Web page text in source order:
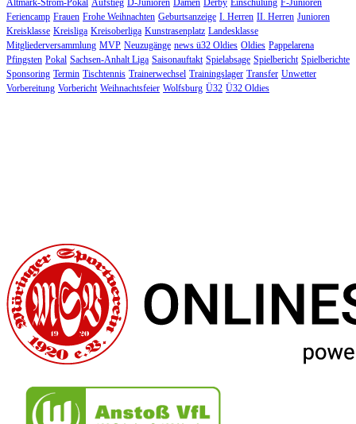
Altmark-Strom-Pokal Aufstieg D-Junioren Damen Derby Einschulung F-Junioren
Feriencamp Frauen Frohe Weihnachten Geburtsanzeige I. Herren II. Herren Junioren
Kreisklasse Kreisliga Kreisoberliga Kunstrasenplatz Landesklasse
Mitgliederversammlung MVP Neuzugänge news ü32 Oldies Oldies Pappelarena
Pfingsten Pokal Sachsen-Anhalt Liga Saisonauftakt Spielabsage Spielbericht Spielberichte
Sponsoring Termin Tischtennis Trainerwechsel Trainingslager Transfer Unwetter
Vorbereitung Vorbericht Weihnachtsfeier Wolfsburg Ü32 Ü32 Oldies